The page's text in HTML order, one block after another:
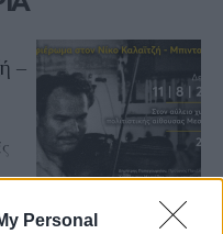
Personal
–